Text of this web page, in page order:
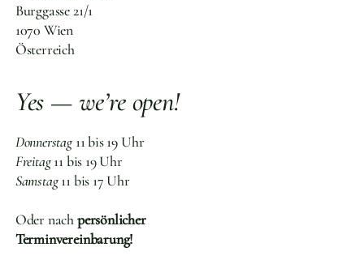
Burggasse 21/1
1070 Wien
Österreich
Yes — we’re open!
Donnerstag11 bis 19 Uhr
Freitag11 bis 19 Uhr
Samstag11 bis 17 Uhr
Oder nachpersönlicher
Terminvereinbarung!